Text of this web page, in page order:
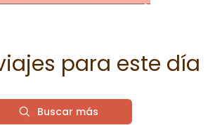
para este día
Buscar más